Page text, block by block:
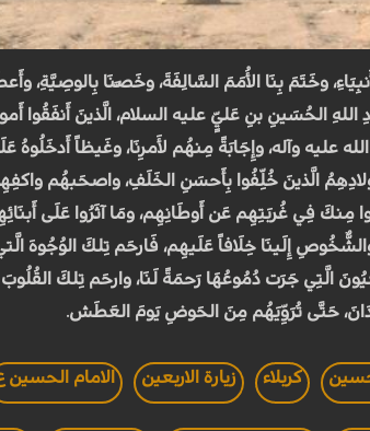
وخَتَمَ بِنَا الأُمَمَ السَّالِفَةَ، وخَصَّنَا بِالوصِيَّةِ،
الحُسَينِ بنِ عَليٍّ عليه السلام، الَّذينَ أَنفَقُوا
وآله، وإِجَابَةً مِنهُم لأَمرِنَا، وغَيظاً أَدخَلُوهُ
الَّذينَ خُلِّفُوا بِأَحسَنِ الخَلَفِ، واصحَبهُم
غُربَتِهِم عَن أَوطَانِهِم، ومَا آثَرُوا عَلَى أَبنَائِهِم
إِلَينَا خِلَافاً عَلَيهِم، فَارحَم تِلكَ الوُجُوهَ
الَّتِي جَرَت دُمُوعُهَا رَحمَةً لَنَا، وارحَم تِلكَ
حَتَّى تُرَوِّيَهُم مِنَ الحَوضِ يَومَ العَطَش.
كربلاء زيارة الاربعين الامام الحسين